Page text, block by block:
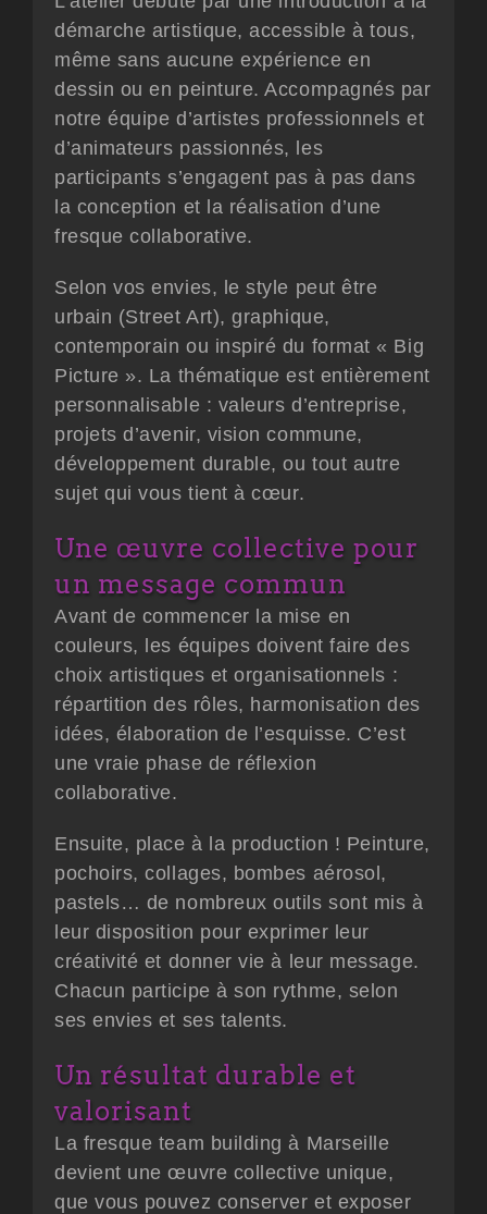
démarche artistique, accessible à tous,
même sans aucune expérience en
dessin ou en peinture. Accompagnés par
notre équipe d’artistes professionnels et
d’animateurs passionnés, les
participants s’engagent pas à pas dans
la conception et la réalisation d’une
fresque collaborative.
Selon vos envies, le style peut être
urbain (Street Art), graphique,
contemporain ou inspiré du format « Big
Picture ». La thématique est entièrement
personnalisable : valeurs d’entreprise,
projets d’avenir, vision commune,
développement durable, ou tout autre
sujet qui vous tient à cœur.
Une œuvre collective pour
un message commun
Avant de commencer la mise en
couleurs, les équipes doivent faire des
choix artistiques et organisationnels :
répartition des rôles, harmonisation des
idées, élaboration de l’esquisse. C’est
une vraie phase de réflexion
collaborative.
Ensuite, place à la production ! Peinture,
pochoirs, collages, bombes aérosol,
pastels… de nombreux outils sont mis à
leur disposition pour exprimer leur
créativité et donner vie à leur message.
Chacun participe à son rythme, selon
ses envies et ses talents.
Un résultat durable et
valorisant
La fresque team building à Marseille
devient une œuvre collective unique,
que vous pouvez conserver et exposer